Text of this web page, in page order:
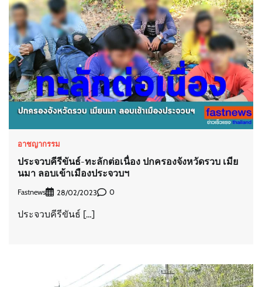
อาชญากรรม
ประจวบคีรีขันธ์-ทะลักต่อเนื่อง ปกครองจังหวัดรวบ เมีย
นมา ลอบเข้าเมืองประจวบฯ
Fastnews 28/02/2023 0
ประจวบคีรีขันธ์ […]